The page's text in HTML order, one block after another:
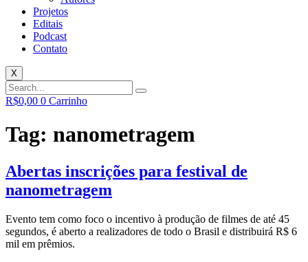
Projetos
Editais
Podcast
Contato
X
R$0,00 0 Carrinho
Tag: nanometragem
Abertas inscrições para festival de
nanometragem
Evento tem como foco o incentivo à produção de filmes de até 45
segundos, é aberto a realizadores de todo o Brasil e distribuirá R$ 6
mil em prêmios.